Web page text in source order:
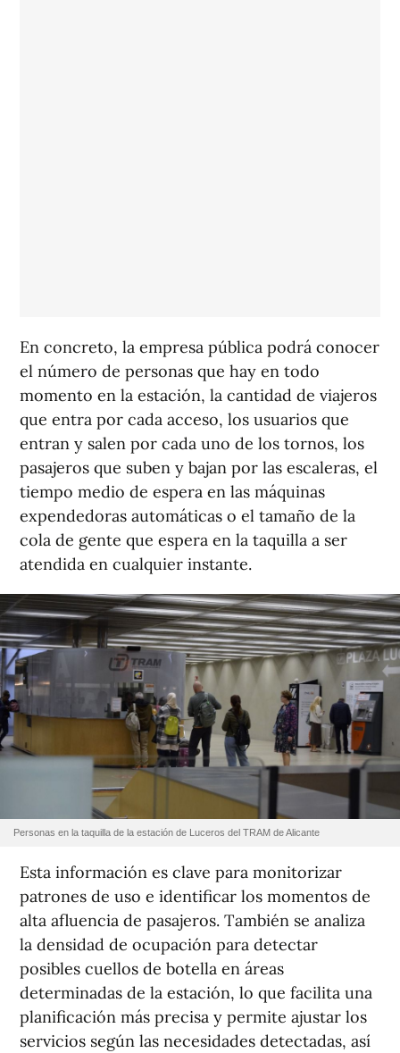
En concreto, la empresa pública podrá conocer
el número de personas que hay en todo
momento en la estación, la cantidad de viajeros
que entra por cada acceso, los usuarios que
entran y salen por cada uno de los tornos, los
pasajeros que suben y bajan por las escaleras, el
tiempo medio de espera en las máquinas
expendedoras automáticas o el tamaño de la
cola de gente que espera en la taquilla a ser
atendida en cualquier instante.
Personas en la taquilla de la estación de Luceros del TRAM de Alicante
Esta información es clave para monitorizar
patrones de uso e identificar los momentos de
alta afluencia de pasajeros. También se analiza
la densidad de ocupación para detectar
posibles cuellos de botella en áreas
determinadas de la estación, lo que facilita una
planificación más precisa y permite ajustar los
servicios según las necesidades detectadas, así